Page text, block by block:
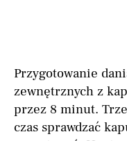
Przygotowanie
zewnętrznych z
przez 8 minut.
czas sprawdzać